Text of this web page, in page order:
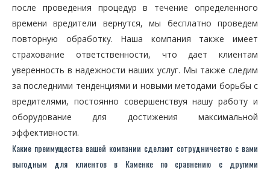
после проведения процедур в течение определенного
времени вредители вернутся, мы бесплатно проведем
повторную обработку. Наша компания также имеет
страхование ответственности, что дает клиентам
уверенность в надежности наших услуг. Мы также следим
за последними тенденциями и новыми методами борьбы с
вредителями, постоянно совершенствуя нашу работу и
оборудование для достижения максимальной
эффективности.
Какие преимущества вашей компании сделают сотрудничество с вами
выгодным для клиентов в Каменке по сравнению с другими